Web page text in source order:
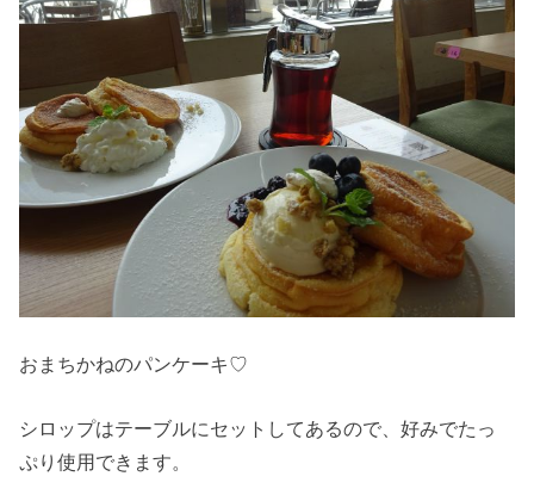
おまちかねのパンケーキ♡
シロップはテーブルにセットしてあるので、好みでたっ
ぷり使用できます。